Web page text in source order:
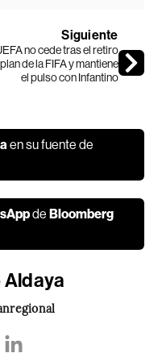
Siguiente
no cede tras el retiro
de la FIFA y mantiene
el pulso con Infantino
en su fuente de
deBloomberg